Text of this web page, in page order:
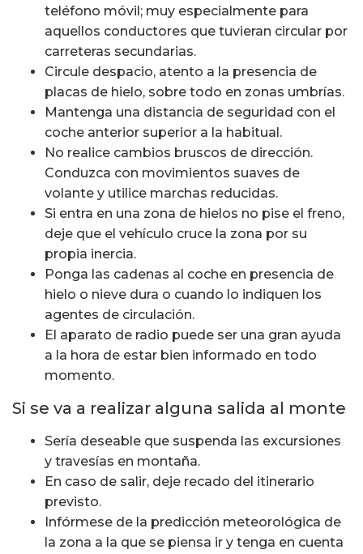
teléfono móvil; muy especialmente para
aquellos conductores que tuvieran circular por
carreteras secundarias.
Circule despacio, atento a la presencia de
placas de hielo, sobre todo en zonas umbrías.
Mantenga una distancia de seguridad con el
coche anterior superior a la habitual.
No realice cambios bruscos de dirección.
Conduzca con movimientos suaves de
volante y utilice marchas reducidas.
Si entra en una zona de hielos no pise el freno,
deje que el vehículo cruce la zona por su
propia inercia.
Ponga las cadenas al coche en presencia de
hielo o nieve dura o cuando lo indiquen los
agentes de circulación.
El aparato de radio puede ser una gran ayuda
a la hora de estar bien informado en todo
momento.
Si se va a realizar alguna salida al monte
Sería deseable que suspenda las excursiones
y travesías en montaña.
En caso de salir, deje recado del itinerario
previsto.
Infórmese de la predicción meteorológica de
la zona a la que se piensa ir y tenga en cuenta